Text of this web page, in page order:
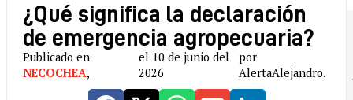
¿Qué significa la declaración
de emergencia agropecuaria?
Publicado en
NECOCHEA,
el 10 de junio del
2026
por
AlertaAlejandro.